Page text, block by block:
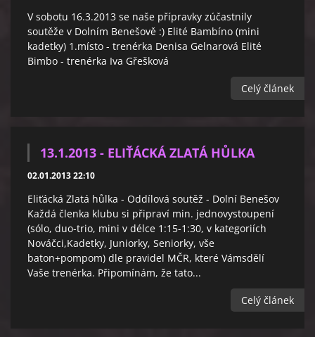
V sobotu 16.3.2013 se naše přípravky zúčastnily
soutěže v Dolním Benešově :) Elité Bambíno (mini
kadetky) 1.místo - trenérka Denisa Gelnarová Elité
Bimbo - trenérka Iva Gřešková
Celý článek
13.1.2013 - ELIŤÁCKÁ ZLATÁ HŮLKA
02.01.2013 22:10
Eliťácká Zlatá hůlka - Oddílová soutěž - Dolní Benešov
Každá členka klubu si připraví min. jednovystoupení
(sólo, duo-trio, mini v délce 1:15-1:30, v kategoriích
Nováčci,Kadetky, Juniorky, Seniorky, vše
baton+pompom) dle pravidel MČR, které Vámsdělí
Vaše trenérka. Připomínám, že tato...
Celý článek